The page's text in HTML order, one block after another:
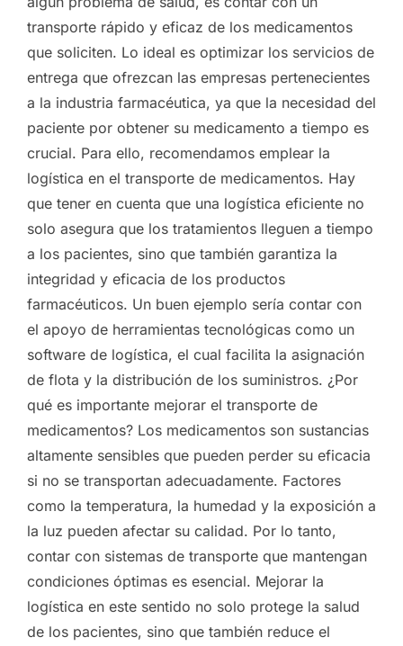
transporte rápido y eficaz de los medicamentos
que soliciten. Lo ideal es optimizar los servicios de
entrega que ofrezcan las empresas pertenecientes
a la industria farmacéutica, ya que la necesidad del
paciente por obtener su medicamento a tiempo es
crucial. Para ello, recomendamos emplear la
logística en el transporte de medicamentos. Hay
que tener en cuenta que una logística eficiente no
solo asegura que los tratamientos lleguen a tiempo
a los pacientes, sino que también garantiza la
integridad y eficacia de los productos
farmacéuticos. Un buen ejemplo sería contar con
el apoyo de herramientas tecnológicas como un
software de logística, el cual facilita la asignación
de flota y la distribución de los suministros. ¿Por
qué es importante mejorar el transporte de
medicamentos? Los medicamentos son sustancias
altamente sensibles que pueden perder su eficacia
si no se transportan adecuadamente. Factores
como la temperatura, la humedad y la exposición a
la luz pueden afectar su calidad. Por lo tanto,
contar con sistemas de transporte que mantengan
condiciones óptimas es esencial. Mejorar la
logística en este sentido no solo protege la salud
de los pacientes, sino que también reduce el